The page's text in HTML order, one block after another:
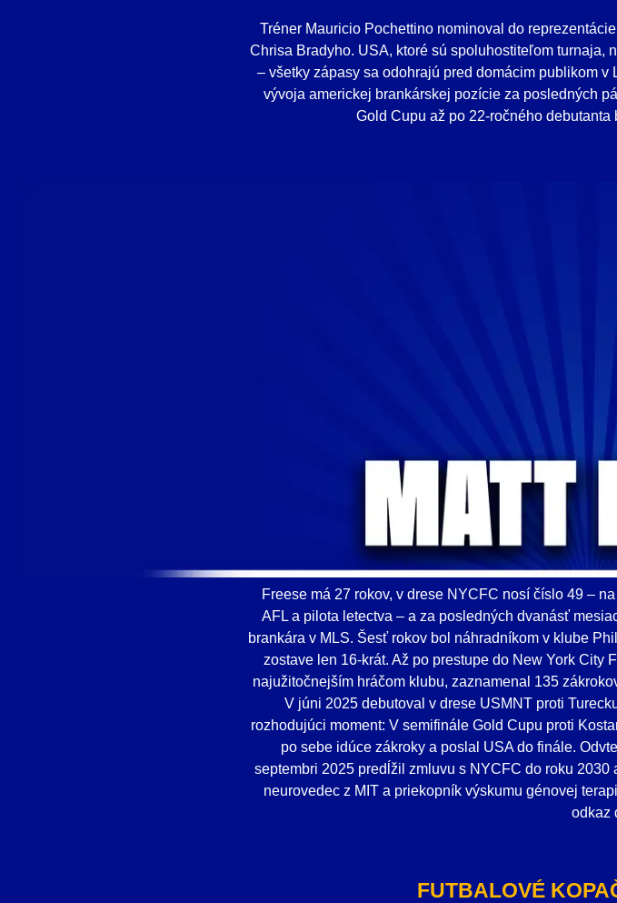
Tréner Mauricio Pochettino nominoval do
Chrisa Bradyho. USA, ktoré sú spoluhostiteľom turnaja,
– všetky zápasy sa odohrajú pred domácim publikom
vývoja americkej brankárskej pozície za posledných
Gold Cupu až po 22-ročného
Freese má 27 rokov, v drese NYCFC nosí číslo 49 –
AFL a pilota letectva – a za posledných dvanásť
brankára v MLS. Šesť rokov bol náhradníkom v klube
zostave len 16-krát. Až po prestupe do New York City
najužitočnejším hráčom klubu, zaznamenal 135
V júni 2025 debutoval v drese USMNT proti
rozhodujúci moment: V semifinále Gold Cupu proti
po sebe idúce zákroky a poslal USA do finále.
septembri 2025 predĺžil zmluvu s NYCFC do roku
neurovedec z MIT a priekopník výskumu génovej
odkaz
FUTBALOVÉ